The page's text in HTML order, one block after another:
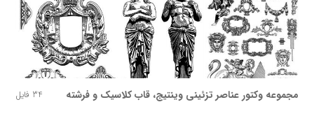
مجموعه وکتور عناصر تزئینی وینتیج، قاب کلاسیک و فرشته 34 فایل